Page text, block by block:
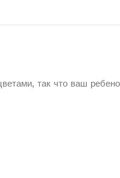
так что ваш